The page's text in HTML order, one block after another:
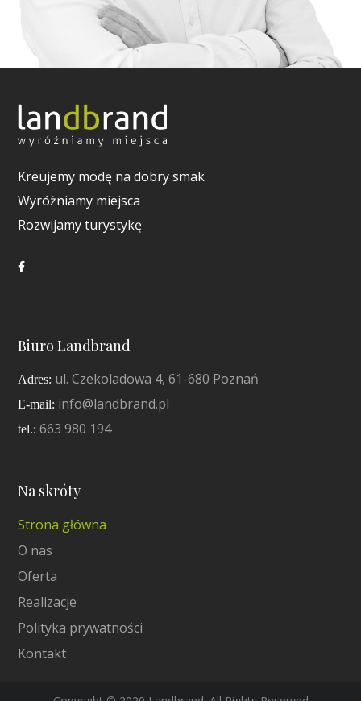
Kreujemy modę na dobry smak
Wyróżniamy miejsca
Rozwijamy turystykę
Biuro Landbrand
Adres: ul. Czekoladowa 4, 61-680 Poznań
E-mail: info@landbrand.pl
tel.: 663 980 194
Na skróty
Strona główna
O nas
Oferta
Realizacje
Polityka prywatności
Kontakt